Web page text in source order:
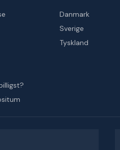
Danmark
Sverige
Tyskland